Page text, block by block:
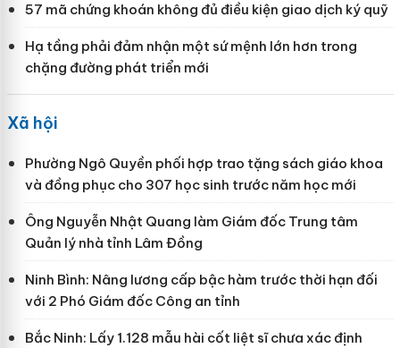
57 mã chứng khoán không đủ điều kiện giao dịch ký quỹ
Hạ tầng phải đảm nhận một sứ mệnh lớn hơn trong
chặng đường phát triển mới
Xã hội
Phường Ngô Quyền phối hợp trao tặng sách giáo khoa
và đồng phục cho 307 học sinh trước năm học mới
Ông Nguyễn Nhật Quang làm Giám đốc Trung tâm
Quản lý nhà tỉnh Lâm Đồng
Ninh Bình: Nâng lương cấp bậc hàm trước thời hạn đối
với 2 Phó Giám đốc Công an tỉnh
Bắc Ninh: Lấy 1.128 mẫu hài cốt liệt sĩ chưa xác định